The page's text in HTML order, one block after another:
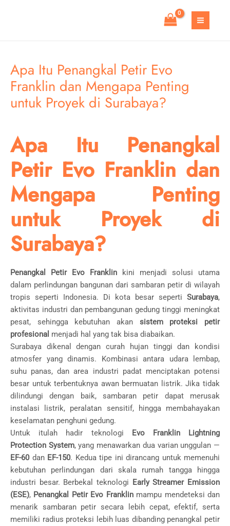
MAIN
Apa Itu Penangkal Petir Evo
Franklin dan Mengapa Penting
untuk Proyek di Surabaya?
Apa Itu Penangkal
Petir Evo Franklin dan
Mengapa Penting
untuk Proyek di
Surabaya?
Penangkal Petir Evo Franklin kini menjadi solusi utama
dalam perlindungan bangunan dari sambaran petir di wilayah
tropis seperti Indonesia. Di kota besar seperti Surabaya,
aktivitas industri dan pembangunan gedung tinggi meningkat
pesat, sehingga kebutuhan akan sistem proteksi petir
profesional menjadi hal yang tak bisa diabaikan.
Surabaya dikenal dengan curah hujan tinggi dan kondisi
atmosfer yang dinamis. Kombinasi antara udara lembap,
suhu panas, dan area industri padat menciptakan potensi
besar untuk terbentuknya awan bermuatan listrik. Jika tidak
dilindungi dengan baik, sambaran petir dapat merusak
instalasi listrik, peralatan sensitif, hingga membahayakan
keselamatan penghuni gedung.
Untuk itulah hadir teknologi Evo Franklin Lightning
Protection System, yang menawarkan dua varian unggulan —
EF-60dan EF-150. Kedua tipe ini dirancang untuk memenuhi
kebutuhan perlindungan dari skala rumah tangga hingga
industri besar. Berbekal teknologi Early Streamer Emission
(ESE), Penangkal Petir Evo Franklinmampu mendeteksi dan
menarik sambaran petir secara lebih cepat, efektif, serta
memiliki radius proteksi lebih luas dibanding penangkal petir